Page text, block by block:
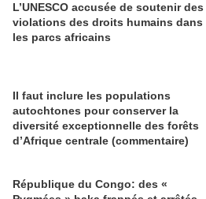
L’UNESCO accusée de soutenir des
violations des droits humains dans
les parcs africains
Il faut inclure les populations
autochtones pour conserver la
diversité exceptionnelle des forêts
d’Afrique centrale (commentaire)
République du Congo: des «